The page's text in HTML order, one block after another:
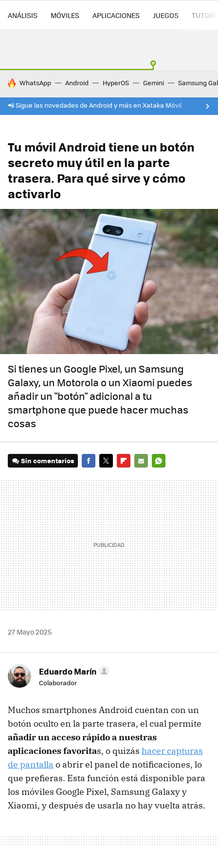
ANÁLISIS MÓVILES APLICACIONES JUEGOS
HOY SE HABLA DE
WhatsApp Android HyperOS Gemini Samsung
📲 Sigue las novedades de Android y más en Xataka Móvil
Tu móvil Android tiene un botón
secreto muy útil en la parte
trasera. Para qué sirve y cómo
activarlo
Si tienes un Google Pixel, un Samsung
Galaxy, un Motorola o un Xiaomi puedes
añadir un "botón" adicional a tu
smartphone que puede hacer muchas
cosas
Sin comentarios
MAIL
27 Mayo 2025
Eduardo Marín
Colaborador
Muchos smartphones Android cuentan con un
botón oculto en la parte trasera, el cual permite
añadir un acceso rápido a nuestras
aplicaciones favoritas, o quizás hacer capturas
de pantalla o abrir el panel de notificaciones, lo
que prefieras. Esta función está disponible para
los móviles Google Pixel, Samsung Galaxy y
Xiaomi, y después de usarla no hay vuelta atrás.